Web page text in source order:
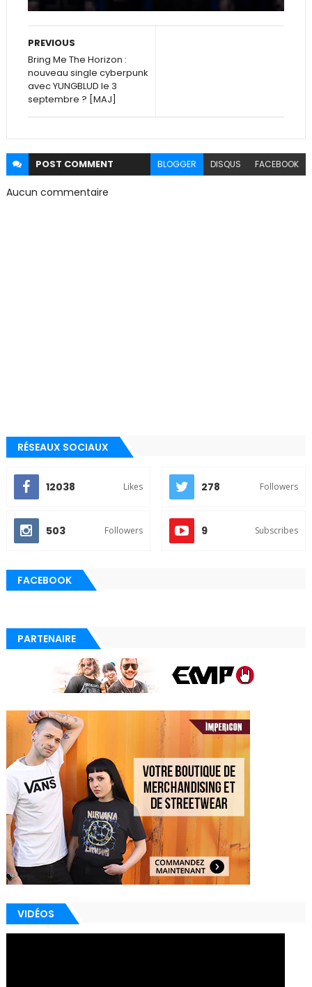
PREVIOUS
Bring Me The Horizon :
nouveau single cyberpunk
avec YUNGBLUD le 3
septembre ? [MAJ]
POST COMMENT BLOGGER DISQUS FACEBOOK
Aucun commentaire
RÉSEAUX SOCIAUX
12038 Likes 278 Followers
503 Followers 9 Subscribes
FACEBOOK
PARTENAIRE
VIDÉOS